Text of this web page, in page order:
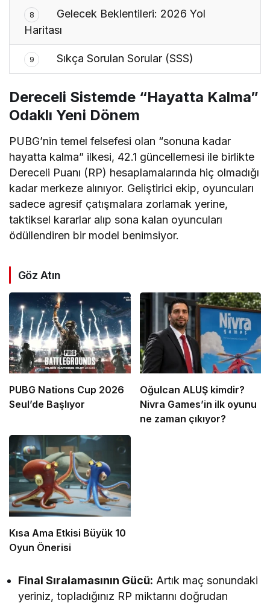
8
Gelecek Beklentileri: 2026 Yol
Haritası
9 Sıkça Sorulan Sorular (SSS)
Dereceli Sistemde “Hayatta Kalma”
Odaklı Yeni Dönem
PUBG’nin temel felsefesi olan “sonuna kadar
hayatta kalma” ilkesi, 42.1 güncellemesi ile birlikte
Dereceli Puanı (RP) hesaplamalarında hiç olmadığı
kadar merkeze alınıyor. Geliştirici ekip, oyuncuları
sadece agresif çatışmalara zorlamak yerine,
taktiksel kararlar alıp sona kalan oyuncuları
ödüllendiren bir model benimsiyor.
Göz Atın
PUBG Nations Cup 2026
Seul’de Başlıyor
Oğulcan ALUŞ kimdir?
Nivra Games’in ilk oyunu
ne zaman çıkıyor?
Kısa Ama Etkisi Büyük 10
Oyun Önerisi
Final Sıralamasının Gücü: Artık maç sonundaki
yeriniz, topladığınız RP miktarını doğrudan